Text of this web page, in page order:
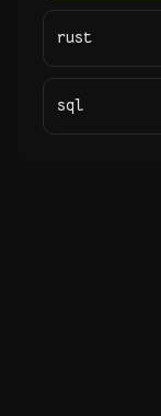
rust
sql